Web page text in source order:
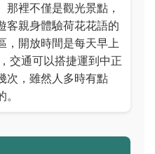
裡不僅是觀光景點，
客親身體驗荷花花語的
，開放時間是每天早上
交通可以搭捷運到中正
次，雖然人多時有點